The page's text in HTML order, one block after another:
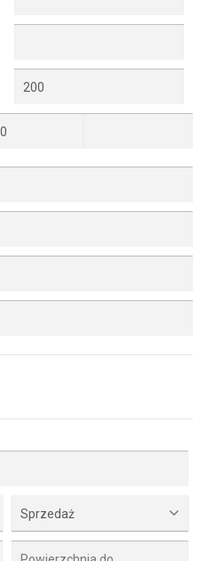
Sprzedaż